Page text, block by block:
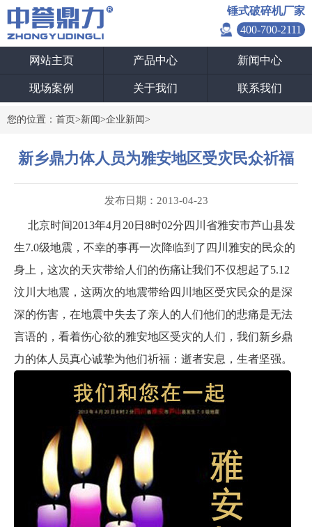
锤式破碎机厂家
400-700-2111
网站主页 产品中心 新闻中心
现场案例 关于我们 联系我们
您的位置： 首页>新闻>企业新闻>
新乡鼎力体人员为雅安地区受灾民众祈福
发布日期：2013-04-23
北京时间2013年4月20日8时02分四川省雅安市芦山县发
生7.0级地震，不幸的事再一次降临到了四川雅安的民众的
身上，这次的天灾带给人们的伤痛让我们不仅想起了5.12
汶川大地震，这两次的地震带给四川地区受灾民众的是深
深的伤害，在地震中失去了亲人的人们他们的悲痛是无法
言语的，看着伤心欲的雅安地区受灾的人们，我们新乡鼎
力的体人员真心诚挚为他们祈福：逝者安息，生者坚强。